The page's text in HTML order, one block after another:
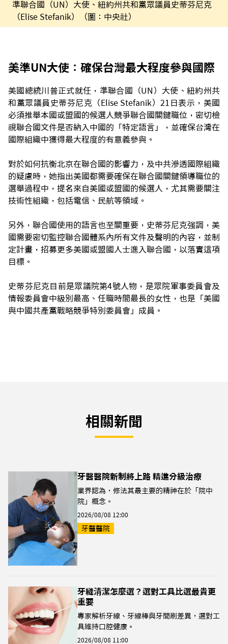
準聯合國（UN）大使、紐約州共和黨眾議員史蒂芬尼克
（Elise Stefanik）（圖：中央社）
美準UN大使：確保台灣最大程度參與國際
美國總統川普正式就任，準聯合國（UN）大使、紐約州共
和黨眾議員史蒂芬尼克（Elise Stefanik）21日表示，美國
必須推舉本國或盟國的候選人競爭聯合國關鍵職位，密切檢
視聯合國文件是否納入中國的「特定語言」，並確保台灣在
國際組織中獲得最大程度的有意義參與。
對於如何抗衡北京在聯合國的影響力，及中共滲透國際組織
的疑慮時，她指出美國都需要確保在聯合國關鍵領導職位的
選舉過程中，提名來自美國或盟國的候選人，尤其需要關注
技術性組織，包括電信、民航等領域。
另外，聯合國使用的語言也至關重要，史蒂芬尼克強調，美
國需要密切監控聯合國體系內所有文件及聲明的內容，並制
定計畫，招募更多美國或盟國人士進入聯合國，以落實這項
目標。
史蒂芬尼克目前是眾議院第4號人物，是眾院軍事委員會及
情報委員會中級別最高、任職時間最長的女性，也是「美國
與中國共產黨戰略競爭特別委員會」成員。
相關新聞
牙醫醫院新制將上路 精進分級治療
業界認為，修法其最主要的精神在於「院中
院」概念。
2026/08/08 12:00
牙醫醫院
牙縫清潔怎麼選？選對工具比選最貴更
重要
專家解析牙線、牙線棒與牙間刷差異，選對工
具維持口腔健康。
2026/08/08 11:00